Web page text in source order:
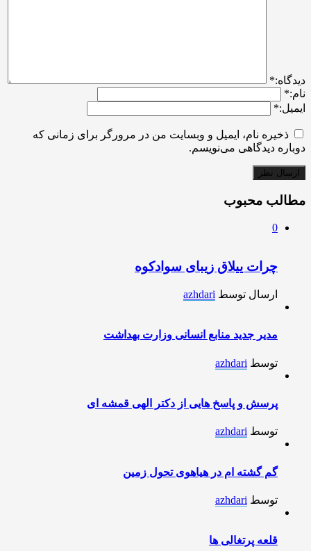
ديدگاه:*
نام:*
ایمیل:*
ذخیره نام، ایمیل و وبسایت من در مرورگر برای زمانی که
دوباره دیدگاهی می‌نویسم.
مطالب محبوب
0
چرات ییلاق زیبای سوادکوه
ارسال توسط azhdari
مدیر جدید منابع انسانی وزارت بهداشت
توسط azhdari
پرسش و پاسخ هایی از دکتر الهی قمشه ای
توسط azhdari
گم گشته ام در هیاهوی تحول زمین
توسط azhdari
قلعه پرتغالی ها